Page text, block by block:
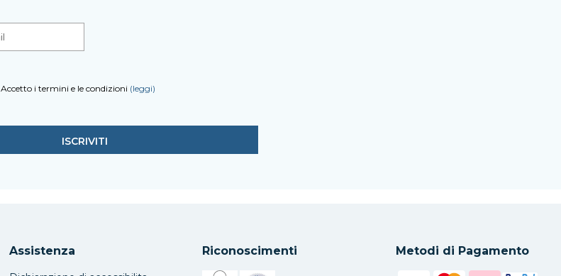
Accetto i termini e le condizioni (leggi)
Assistenza Riconoscimenti Metodi di Pagamento